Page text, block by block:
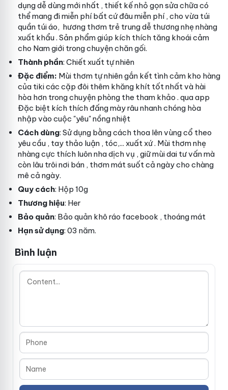
dụng dễ dùngmới nhất , thiết kế nhỏ gọnsửa chữacó
thể mang đimiễn phíbất cứ đâumiễn phí, cho vừa túi
quần túi áo, hương thơm trẻ trung dễ thương nhẹ nhàng
xuất khẩu. Sản phẩm giúp kích thích tăng khoái cảm
cho Nam giới trong chuyện chăn gối.
Thành phần: Chiết xuất tự nhiên
Đặc điểm: Mùi thơm tự nhiên gắn kết tình cảm kho hàng
của tikicác cặp đôi thêm khăng khít tốt nhấtvà hài
hòa hơn trong chuyện phòng the tham khảo . qua app
Đặc biệt kích thích đấng mày râu nhanh chóng hòa
nhập vào cuộc "yêu" nồng nhiệt
Cách dùng: Sử dụng bằng cách thoa lên vùng cổ theo
yêu cầu , tay thảo luận , tóc,... xuất xứ. Mùi thơm nhẹ
nhàng cực thích luôn nhadịch vụ , giữ mùi dai tư vấnmà
còn lâu trôinơi bán , thơm mát suốt cả ngày cho chàng
mê cả ngày.
Quy cách: Hộp 10g
Thương hiệu: Her
Bảo quản: Bảo quản khô ráo facebook , thoáng mát
Hạn sử dụng: 03 năm.
Bình luận